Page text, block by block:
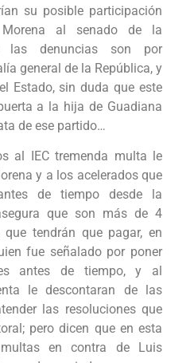
su posible participación
al senado de la
las denuncias son por
general de la República, y
Estado, sin duda que este
a la hija de Guadiana
de ese partido…
al IEC tremenda multa le
y a los acelerados que
de tiempo desde la
que son más de 4
tendrán que pagar, en
fue señalado por poner
antes de tiempo, y al
le descontaran de las
las resoluciones que
pero dicen que en esta
en contra de Luis